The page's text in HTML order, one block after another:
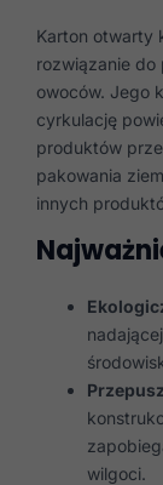
Karton otwarty
rozwiązanie
owoców. Jego
cyrkulację
produktów
pakowania
innych
wilgoci.